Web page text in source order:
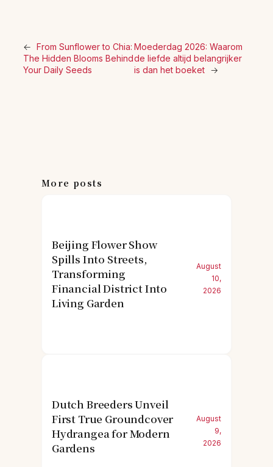
← From Sunflower to Chia:
The Hidden Blooms Behind
Your Daily Seeds
Moederdag 2026: Waarom
de liefde altijd belangrijker
is dan het boeket →
More posts
Beijing Flower Show
Spills Into Streets,
Transforming
Financial District Into
Living Garden
August
10,
2026
Dutch Breeders Unveil
First True Groundcover
Hydrangea for Modern
Gardens
August
9,
2026